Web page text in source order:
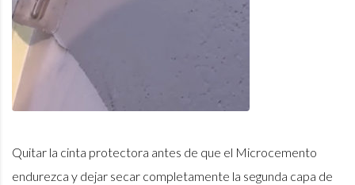
Quitar la cinta protectora antes de que el Microcemento
endurezca y dejar secar completamente la segunda capa de